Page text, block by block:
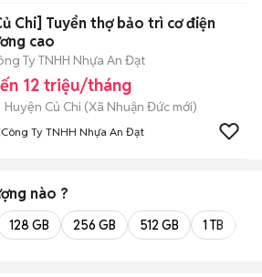
Chi] Tuyển thợ bảo trì cơ điện
cao
Ty TNHH Nhựa An Đạt
12 triệu/tháng
Huyện Củ Chi (Xã Nhuận Đức mới)
Công Ty TNHH Nhựa An Đạt
nào ?
128 GB 256 GB 512 GB 1 TB